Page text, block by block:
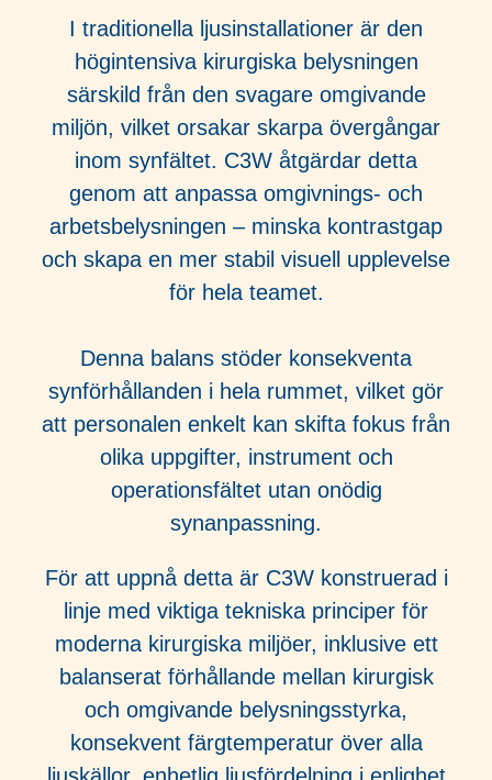
I traditionella ljusinstallationer är den
högintensiva kirurgiska belysningen
särskild från den svagare omgivande
miljön, vilket orsakar skarpa övergångar
inom synfältet. C3W åtgärdar detta
genom att anpassa omgivnings- och
arbetsbelysningen – minska kontrastgap
och skapa en mer stabil visuell upplevelse
för hela teamet.
Denna balans stöder konsekventa
synförhållanden i hela rummet, vilket gör
att personalen enkelt kan skifta fokus från
olika uppgifter, instrument och
operationsfältet utan onödig
synanpassning.
För att uppnå detta är C3W konstruerad i
linje med viktiga tekniska principer för
moderna kirurgiska miljöer, inklusive ett
balanserat förhållande mellan kirurgisk
och omgivande belysningsstyrka,
konsekvent färgtemperatur över alla